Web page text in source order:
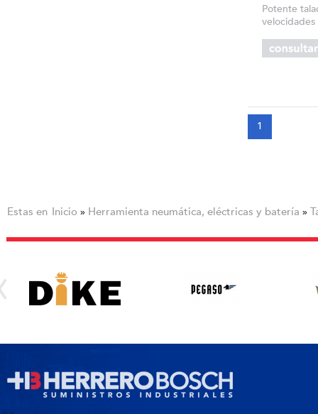
Potente
una larga
seguridad
1
Estas en Inicio » Herramienta neumática, eléctricas y batería »